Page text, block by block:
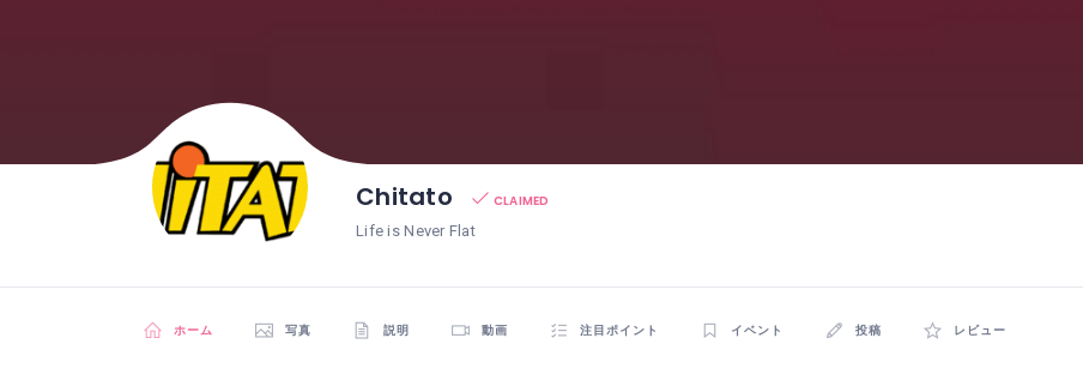
Chitato
CLAIMED
Life is Never Flat
ホーム 写真 説明 動画 注目ポイント イベント 投稿 レビュー